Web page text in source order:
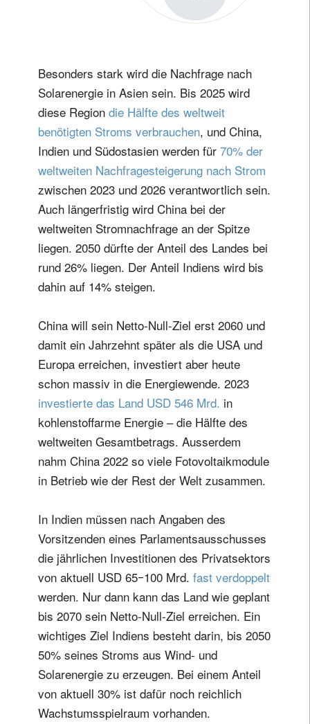
Besonders stark wird die Nachfrage nach
Solarenergie in Asien sein. Bis 2025 wird
diese Region die Hälfte des weltweit
benötigten Stroms verbrauchen, und China,
Indien und Südostasien werden für 70% der
weltweiten Nachfragesteigerung nach Strom
zwischen 2023 und 2026 verantwortlich sein.
Auch längerfristig wird China bei der
weltweiten Stromnachfrage an der Spitze
liegen. 2050 dürfte der Anteil des Landes bei
rund 26% liegen. Der Anteil Indiens wird bis
dahin auf 14% steigen.
China will sein Netto-Null-Ziel erst 2060 und
damit ein Jahrzehnt später als die USA und
Europa erreichen, investiert aber heute
schon massiv in die Energiewende. 2023
investierte das Land USD 546 Mrd. in
kohlenstoffarme Energie – die Hälfte des
weltweiten Gesamtbetrags. Ausserdem
nahm China 2022 so viele Fotovoltaikmodule
in Betrieb wie der Rest der Welt zusammen.
In Indien müssen nach Angaben des
Vorsitzenden eines Parlamentsausschusses
die jährlichen Investitionen des Privatsektors
von aktuell USD 65‒100 Mrd. fast verdoppelt
werden. Nur dann kann das Land wie geplant
bis 2070 sein Netto-Null-Ziel erreichen. Ein
wichtiges Ziel Indiens besteht darin, bis 2050
50% seines Stroms aus Wind- und
Solarenergie zu erzeugen. Bei einem Anteil
von aktuell 30% ist dafür noch reichlich
Wachstumsspielraum vorhanden.